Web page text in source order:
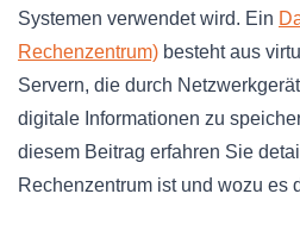
Systemen verwendet wird. Ein
Rechenzentrum) besteht aus
Servern, die durch
digitale Informationen zu
diesem Beitrag erfahren Sie
Rechenzentrum ist und wozu es